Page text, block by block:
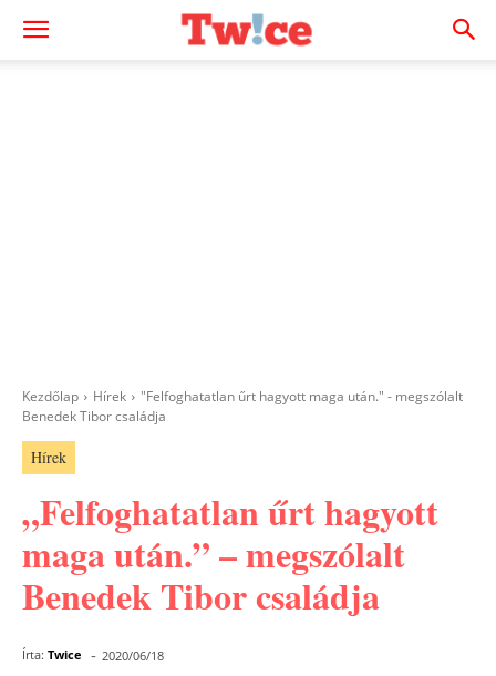
Kezdőlap Hírek
"Felfoghatatlan űrt hagyott maga után." - megszólalt
Benedek Tibor családja
Hírek
„Felfoghatatlan űrt hagyott
maga után.” – megszólalt
Benedek Tibor családja
Írta: Twice - 2020/06/18